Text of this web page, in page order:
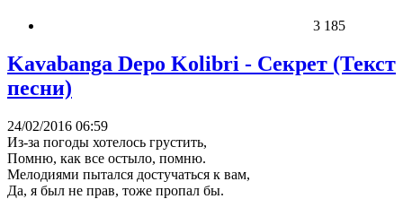
3 185
Kavabanga Depo Kolibri - Секрет (Текст
песни)
24/02/2016 06:59
Из-за погоды хотелось грустить,
Помню, как все остыло, помню.
Мелодиями пытался достучаться к вам,
Да, я был не прав, тоже пропал бы.